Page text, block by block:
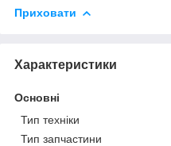
Приховати
Характеристики
Основні
Тип техніки
Тип запчастини